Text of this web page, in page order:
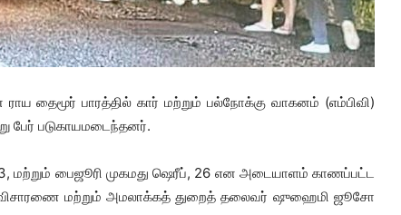
தைமூர் பாரத்தில் கார் மற்றும் பல்நோக்கு வாகனம் (எம்பிவி)
பேர் படுகாயமடைந்தனர்.
பைஜூரி முகமது ஷெரீப், 26 என அடையாளம் காணப்பட்ட
விசாரணை மற்றும் அமலாக்கத் துறைத் தலைவர் ஷுஹைமி ஜூசோ